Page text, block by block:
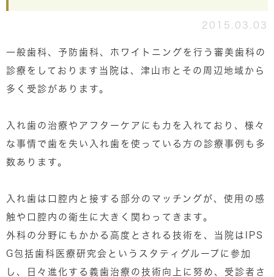
2015.03.03
一般歯科、予防歯科、ホワイトニングを行う審美歯科の
診療をしております当院は、津山市とその周辺地域から
多く受診があります。
入れ歯の治療やアフターケアにも力を入れており、様々
な事情で歯を失い入れ歯を使っている方の診療事例も多
数あります。
入れ歯は口腔内と接する部分のマッチングが、使用の感
触や口腔内の衛生に大きく関わってきます。
外科の分野にもかかる高度とされる技術を、当院はIPS
G包括歯科医療研究会というスタティグループに参加
し、日々進化する義歯治療の技術向上に努め、受診者さ